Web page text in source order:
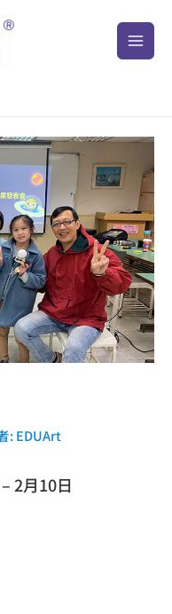
Main
:EDUArt
2月10日